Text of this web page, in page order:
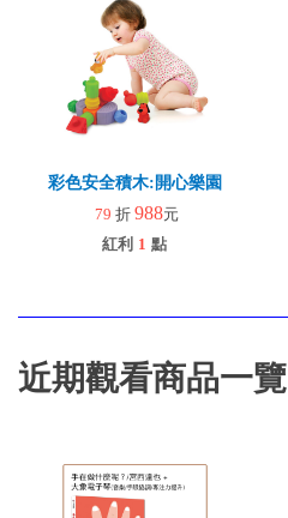
彩色安全積木:開心樂園
79 折 988元
紅利 1 點
近期觀看商品一覽